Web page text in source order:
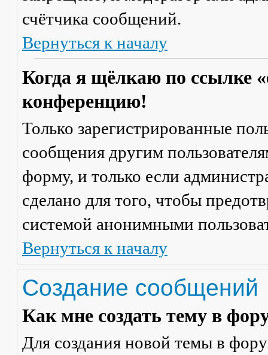
счётчика сообщений.
Вернуться к началу
Когда я щёлкаю по ссылке
конференцию!
Только зарегистрированные
сообщения другим
форму, и только если
сделано для того, чтобы
системой анонимными
Вернуться к началу
Создание сообщений
Как мне создать тему в
Для создания новой темы в